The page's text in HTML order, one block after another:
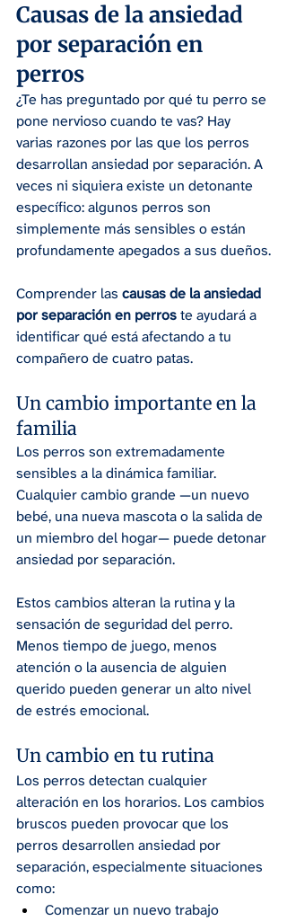
Causas de la ansiedad
por separación en
perros
¿Te has preguntado por qué tu perro se
pone nervioso cuando te vas? Hay
varias razones por las que los perros
desarrollan ansiedad por separación. A
veces ni siquiera existe un detonante
específico: algunos perros son
simplemente más sensibles o están
profundamente apegados a sus dueños.
Comprender las causas de la ansiedad
por separación en perros te ayudará a
identificar qué está afectando a tu
compañero de cuatro patas.
Un cambio importante en la
familia
Los perros son extremadamente
sensibles a la dinámica familiar.
Cualquier cambio grande —un nuevo
bebé, una nueva mascota o la salida de
un miembro del hogar— puede detonar
ansiedad por separación.
Estos cambios alteran la rutina y la
sensación de seguridad del perro.
Menos tiempo de juego, menos
atención o la ausencia de alguien
querido pueden generar un alto nivel
de estrés emocional.
Un cambio en tu rutina
Los perros detectan cualquier
alteración en los horarios. Los cambios
bruscos pueden provocar que los
perros desarrollen ansiedad por
separación, especialmente situaciones
como:
Comenzar un nuevo trabajo